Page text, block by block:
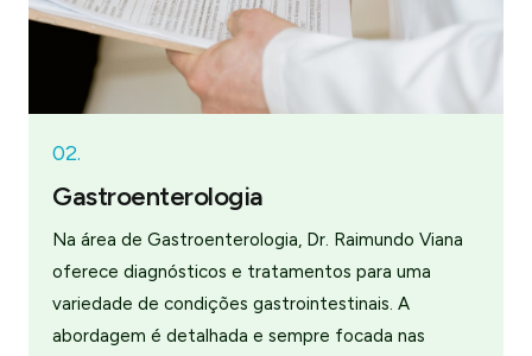
02.
Gastroenterologia
Na área de Gastroenterologia, Dr. Raimundo Viana
oferece diagnósticos e tratamentos para uma
variedade de condições gastrointestinais. A
abordagem é detalhada e sempre focada nas